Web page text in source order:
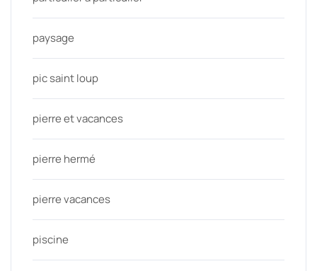
paysage
pic saint loup
pierre et vacances
pierre hermé
pierre vacances
piscine